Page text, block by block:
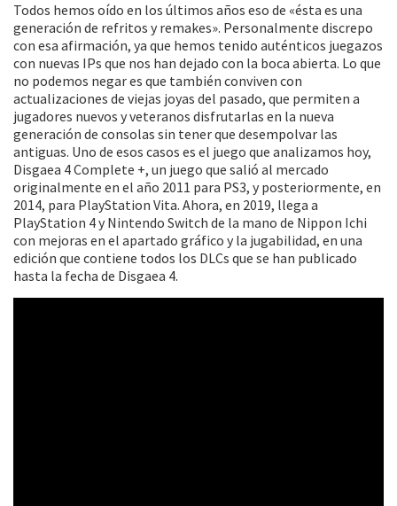
Todos hemos oído en los últimos años eso de «ésta es una
generación de refritos y remakes». Personalmente discrepo
con esa afirmación, ya que hemos tenido auténticos juegazos
con nuevas IPs que nos han dejado con la boca abierta. Lo que
no podemos negar es que también conviven con
actualizaciones de viejas joyas del pasado, que permiten a
jugadores nuevos y veteranos disfrutarlas en la nueva
generación de consolas sin tener que desempolvar las
antiguas. Uno de esos casos es el juego que analizamos hoy,
Disgaea 4 Complete +, un juego que salió al mercado
originalmente en el año 2011 para PS3, y posteriormente, en
2014, para PlayStation Vita. Ahora, en 2019, llega a
PlayStation 4 y Nintendo Switch de la mano de Nippon Ichi
con mejoras en el apartado gráfico y la jugabilidad, en una
edición que contiene todos los DLCs que se han publicado
hasta la fecha de Disgaea 4.